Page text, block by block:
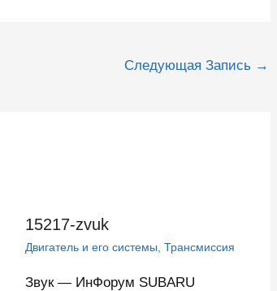
Следующая Запись →
15217-zvuk
Двигатель и его системы ,Трансмиссия
Звук — ИнФорум SUBARU